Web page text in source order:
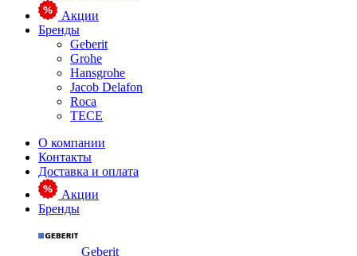
Акции
Бренды
Geberit
Grohe
Hansgrohe
Jacob Delafon
Roca
TECE
О компании
Контакты
Доставка и оплата
Акции
Бренды
Geberit